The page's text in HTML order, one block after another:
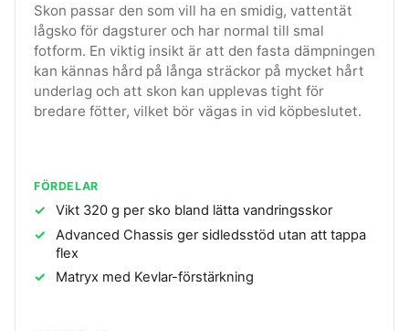
Skon passar den som vill ha en smidig, vattentät
lågsko för dagsturer och har normal till smal
fotform. En viktig insikt är att den fasta dämpningen
kan kännas hård på långa sträckor på mycket hårt
underlag och att skon kan upplevas tight för
bredare fötter, vilket bör vägas in vid köpbeslutet.
FÖRDELAR
Vikt 320 g per sko bland lätta vandringsskor
Advanced Chassis ger sidledsstöd utan att tappa
flex
Matryx med Kevlar-förstärkning